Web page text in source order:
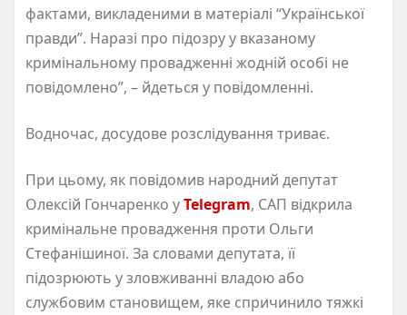
фактами, викладеними в матеріалі “Української
правди”. Наразі про підозру у вказаному
кримінальному провадженні жодній особі не
повідомлено”, – йдеться у повідомленні.
Водночас, досудове розслідування триває.
При цьому, як повідомив народний депутат
Олексій Гончаренко уTelegram, САП відкрила
кримінальне провадження проти Ольги
Стефанішиної. За словами депутата, її
підозрюють у зловживанні владою або
службовим становищем, яке спричинило тяжкі